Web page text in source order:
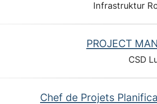
Infrastruktur
PROJECT
CSD
Chef de Projets